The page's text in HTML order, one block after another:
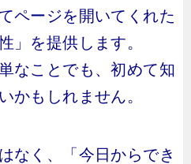
ページを開いてくれた
」を提供します。
なことでも、初めて知
かもしれません。
なく、「今日からでき